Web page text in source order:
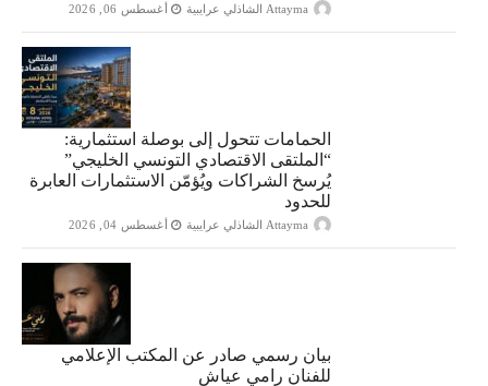
Attayma الشاذلي عرايبية أغسطس 06, 2026
الحمامات تتحول إلى بوصلة استثمارية:
“الملتقى الاقتصادي التونسي الخليجي”
يُرسخ الشراكات ويُؤمّن الاستثمارات العابرة
للحدود
Attayma الشاذلي عرايبية أغسطس 04, 2026
بيان رسمي صادر عن المكتب الإعلامي
للفنان رامي عياش